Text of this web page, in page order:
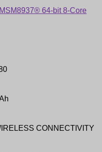
64-bit 8-Core
CONNECTIVITY